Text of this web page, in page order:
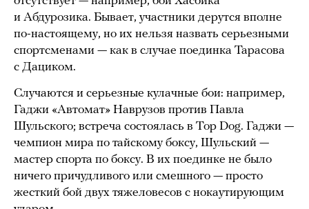
и Абдурозика. Бывает, участники дерутся вполне
по-настоящему, но их нельзя назвать серьезными
спортсменами — как в случае поединка Тарасова
с Дациком.
Случаются и серьезные кулачные бои: например,
Гаджи «Автомат» Наврузов против Павла
Шульского; встреча состоялась в Top Dog. Гаджи —
чемпион мира по тайскому боксу, Шульский —
мастер спорта по боксу. В их поединке не было
ничего причудливого или смешного — просто
жесткий бой двух тяжеловесов с нокаутирующим